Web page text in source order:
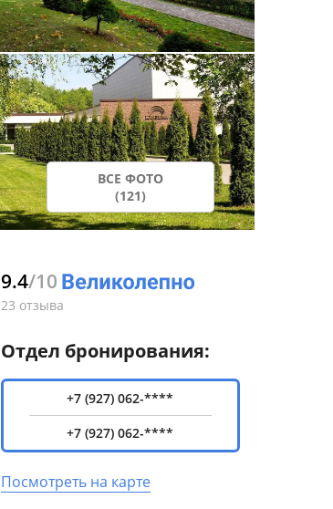
ВСЕ ФОТО
(121)
9.4/10
23 отзыва
Отдел бронирования:
+7 (927) 062-****
+7 (927) 062-****
Посмотреть на карте